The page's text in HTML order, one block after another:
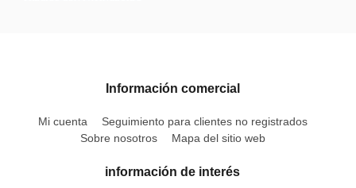
Información comercial
Mi cuenta
Seguimiento para clientes no registrados
Sobre nosotros
Mapa del sitio web
información de interés